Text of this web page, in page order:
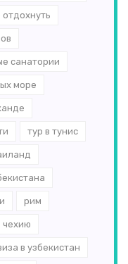
санатории
море
тур в тунис
рим
чехию
в узбекистан